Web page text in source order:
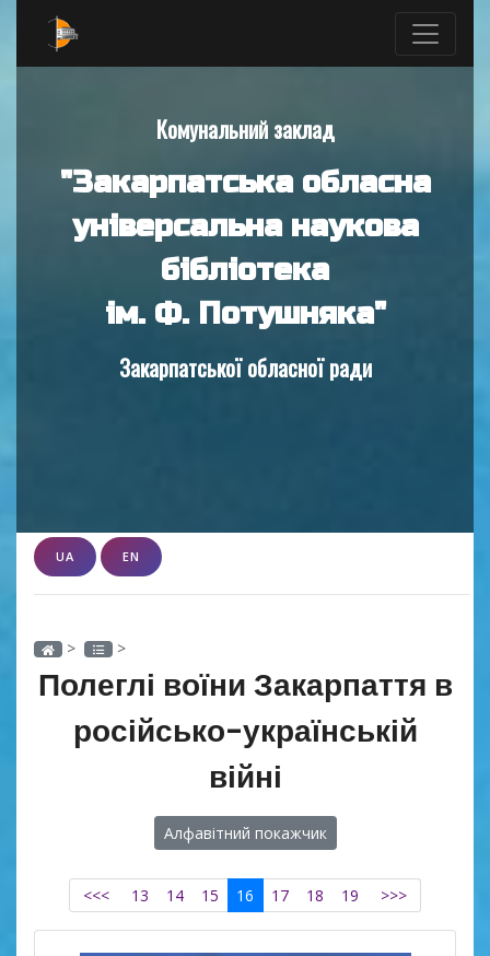
Комунальний заклад
"Закарпатська обласна
універсальна наукова
бібліотека
ім. Ф. Потушняка"
Закарпатської обласної ради
UA EN
> >
Полеглі воїни Закарпаття в
російсько-українській
війні
Алфавітний покажчик
<<< 13 14 15 16 17 18 19 >>>